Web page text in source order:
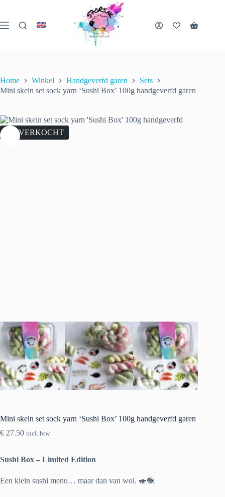
de
inhoud
Home Winkel Handgeverfd garen
Sets
Mini skein set sock yarn ‘Sushi Box’ 100g handgeverfd garen
UITVERKOCHT
Mini skein set sock yarn ‘Sushi Box’ 100g handgeverfd garen
€ 27.50 incl. btw
Sushi Box – Limited Edition
Een klein sushi menu… maar dan van wol. 🍣🧶